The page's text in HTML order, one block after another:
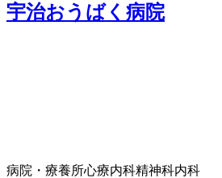
宇治おうばく病院
病院・療養所心療内科精神科内科